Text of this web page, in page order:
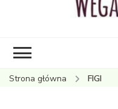
Strona główna FIGI